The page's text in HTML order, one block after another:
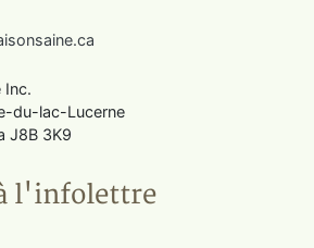
Inc.
du-lac-Lucerne
J8B 3K9
l'infolettre